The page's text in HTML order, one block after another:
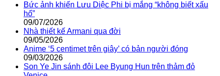
Bức ảnh khiến Lưu Diệc Phi bị mắng “không biết xấu
hổ”
09/07/2026
Nhà thiết kế Armani qua đời
09/05/2026
Anime ‘5 centimet trên giây’ có bản người đóng
09/03/2026
Son Ye Jin sánh đôi Lee Byung Hun trên thảm đỏ